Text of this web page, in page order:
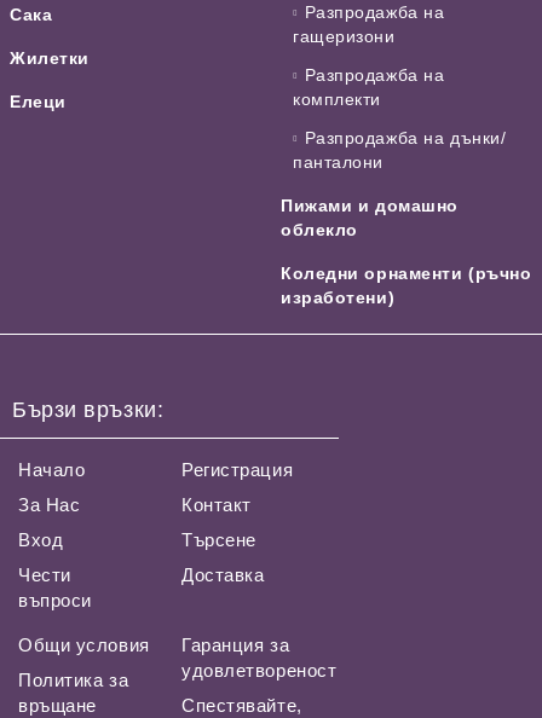
Сака
Жилетки
Елеци
Разпродажба на
гащеризони
Разпродажба на
комплекти
Разпродажба на дънки/
панталони
Пижами и домашно
облекло
Коледни орнаменти (ръчно
изработени)
Бързи връзки:
Начало
За Нас
Вход
Чести
въпроси
Регистрация
Контакт
Търсене
Доставка
Общи условия
Политика за
връщане
Гаранция за
удовлетвореност
Спестявайте,